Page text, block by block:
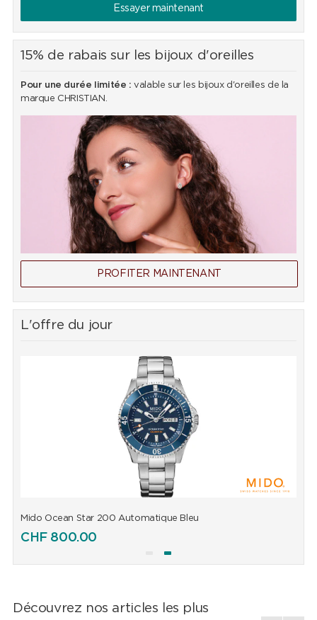
Essayer maintenant
15% de rabais sur les bijoux d'oreilles
Pour une durée limitée : valable sur les bijoux d'oreilles de la
marque CHRISTIAN.
PROFITER MAINTENANT
L'offre du jour
Mido Ocean Star 200 Automatique Bleu
CHF 800.00
Découvrez nos articles les plus